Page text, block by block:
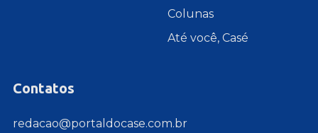
Colunas
Até você, Casé
Contatos
redacao@portaldocase.com.br